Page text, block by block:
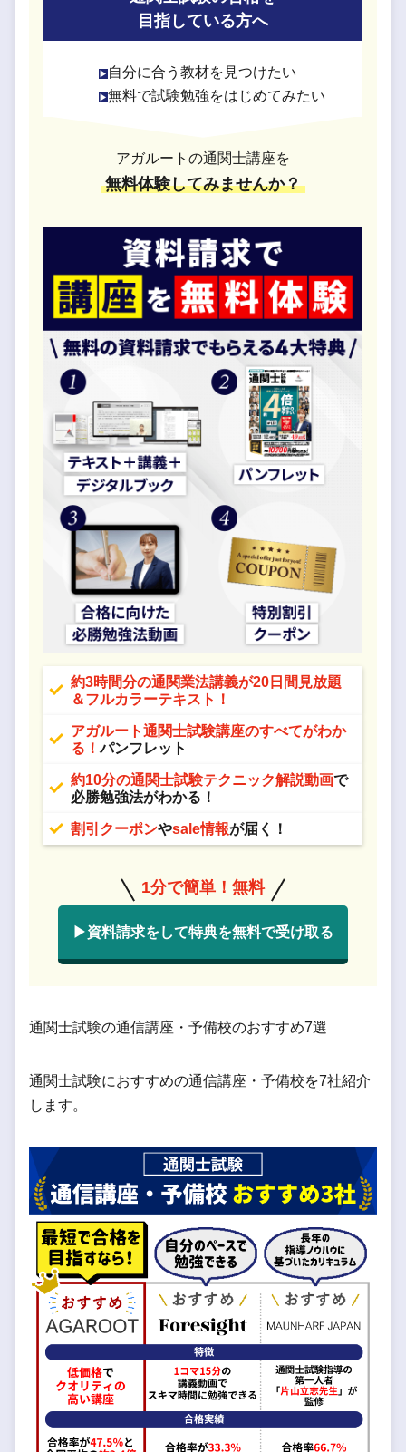
目指している方へ
自分に合う教材を見つけたい
無料で試験勉強をはじめてみたい
アガルートの通関士講座を
無料体験してみませんか？
約3時間分の通関業法講義が20日間見放題
＆フルカラーテキスト！
アガルート通関士試験講座のすべてがわか
る！パンフレット
約10分の通関士試験テクニック解説動画で
必勝勉強法がわかる！
割引クーポンやsale情報が届く！
1分で簡単！無料
▶資料請求をして特典を無料で受け取る
通関士試験の通信講座・予備校のおすすめ7選
通関士試験におすすめの通信講座・予備校を7社紹介
します。